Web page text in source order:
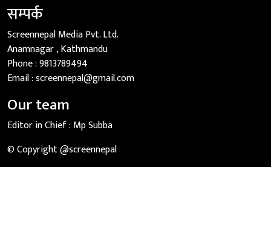
सम्पर्क
Screennepal Media Pvt. Ltd.
Anamnagar , Kathmandu
Phone :9813789494
Email :screennepal@gmail.com
Our team
Editor in Chief : Mp Subba
© Copyright @screennepal